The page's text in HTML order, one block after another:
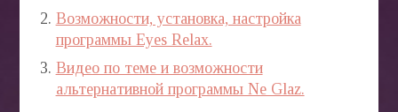
Возможности, установка, настройка
программы Eyes Relax.
Видео по теме и возможности
альтернативной программы Ne Glaz.